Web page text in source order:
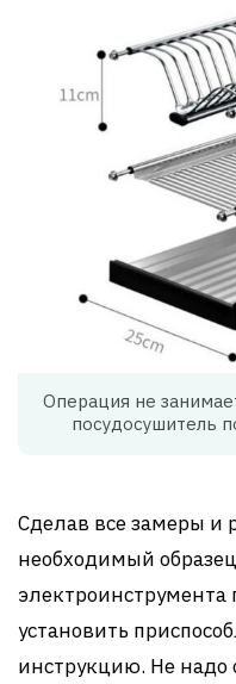
Операция не
посудосушитель
Сделав все замеры и
необходимый
электроинструмента
установить
инструкцию. Не надо